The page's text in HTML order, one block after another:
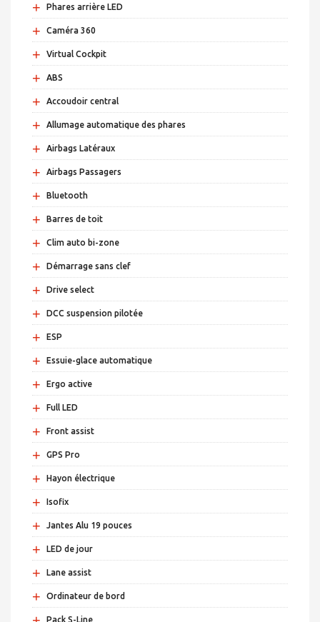
+ Phares arrière LED
+ Caméra 360
+ Virtual Cockpit
+ ABS
+ Accoudoir central
+ Allumage automatique des phares
+ Airbags Latéraux
+ Airbags Passagers
+ Bluetooth
+ Barres de toit
+ Clim auto bi-zone
+ Démarrage sans clef
+ Drive select
+ DCC suspension pilotée
+ ESP
+ Essuie-glace automatique
+ Ergo active
+ Full LED
+ Front assist
+ GPS Pro
+ Hayon électrique
+ Isofix
+ Jantes Alu 19 pouces
+ LED de jour
+ Lane assist
+ Ordinateur de bord
Pack S-Line